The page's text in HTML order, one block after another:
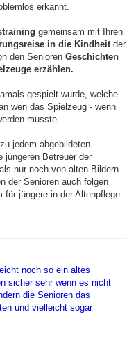
erkannt.
gemeinsam mit Ihren
in die Kindheit der
den Senioren Geschichten
erzählen.
gespielt wurde, welche
wen das Spielzeug - wenn
musste.
jedem abgebildeten
jüngeren Betreuer der
nur noch von alten Bildern
der Senioren auch folgen
für jüngere in der Altenpflege
noch so ein altes
sicher sehr wenn es nicht
die Senioren das
und vielleicht sogar